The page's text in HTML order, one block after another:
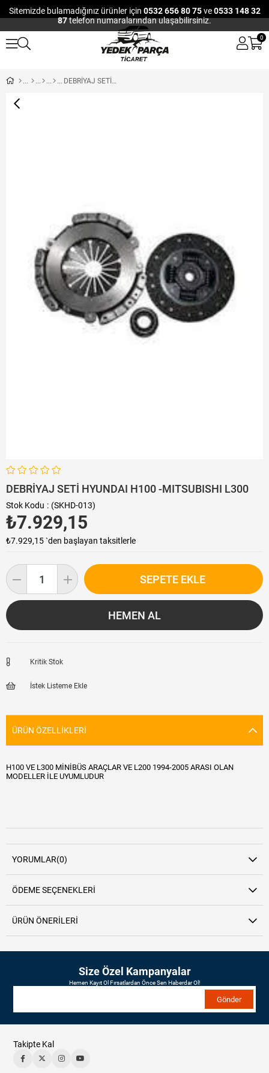
Sitemizde bulamadığınız ürünler için 0532 656 80 75ve0533 148 32
87telefon numaralarından ulaşabilirsiniz.
0
DEBRİYAJ SETİ HYUNDAI H100 -MITSUBISHI L300
DEBRİYAJ SETİ HYUNDAI H100 -MITSUBISHI L300
Stok Kodu (SKHD-013)
₺7.929,15
₺7.929,15`den başlayan taksitlerle
Kritik Stok
İstek Listeme Ekle
ÜRÜN ÖZELLIKLERI
H100 VE L300 MİNİBÜS ARAÇLAR VE L200 1994-2005 ARASI OLAN
MODELLER İLE UYUMLUDUR
YORUMLAR(0)
ÖDEME SEÇENEKLERI
ÜRÜN ÖNERILERI
Size Özel Kampanyalar
Hemen Kayıt Ol Fırsatlardan Önce Sen Haberdar Ol!
Gönder
Takipte Kal